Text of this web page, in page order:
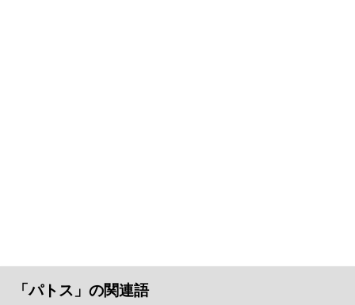
「パトス」の関連語